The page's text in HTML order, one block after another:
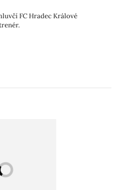
FC Hradec Králové